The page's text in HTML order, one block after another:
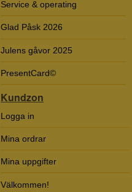
Service & operating
Glad Påsk 2026
Julens gåvor 2025
PresentCard©
Kundzon
Logga in
Mina ordrar
Mina uppgifter
Välkommen!